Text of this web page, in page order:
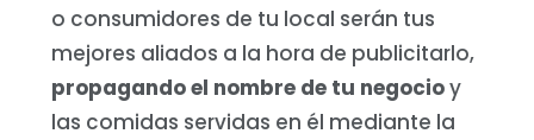
o consumidores de tu local serán tus
mejores aliados a la hora de publicitarlo,
propagando el nombre de tu negocioy
las comidas servidas en él mediante la